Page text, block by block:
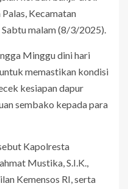
Kecamatan
malam (8/3/2025).
Minggu dini hari
memastikan kondisi
kesiapan dapur
sembako kepada para
Kapolresta
Mustika, S.I.K.,
Kemensos RI, serta